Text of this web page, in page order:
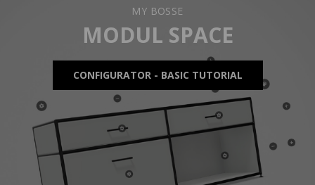
MY BOSSE
MODUL SPACE
CONFIGURATOR - BASIC TUTORIAL